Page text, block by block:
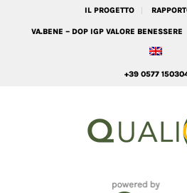
IL PROGETTO
VA.BENE – DOP IGP VALORE BENESSERE
+39 0577